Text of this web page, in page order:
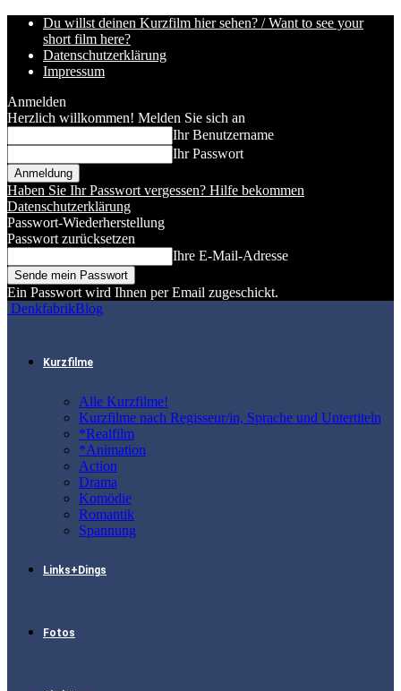
Du willst deinen Kurzfilm hier sehen? / Want to see your
short film here?
Datenschutzerklärung
Impressum
Anmelden
Herzlich willkommen! Melden Sie sich an
Ihr Benutzername
Ihr Passwort
Haben Sie Ihr Passwort vergessen? Hilfe bekommen
Datenschutzerklärung
Passwort-Wiederherstellung
Passwort zurücksetzen
Ihre E-Mail-Adresse
Ein Passwort wird Ihnen per Email zugeschickt.
DenkfabrikBlog
Kurzfilme
Alle Kurzfilme!
Kurzfilme nach Regisseur/in, Sprache und Untertiteln
*Realfilm
*Animation
Action
Drama
Komödie
Romantik
Spannung
Links+Dings
Fotos